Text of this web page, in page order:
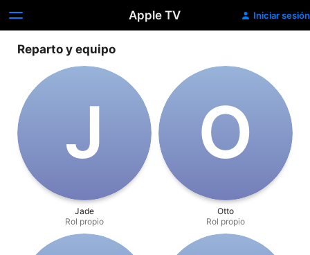
Apple TV Iniciar sesión
Reparto y equipo
J
Jade
Rol propio
O
Otto
Rol propio